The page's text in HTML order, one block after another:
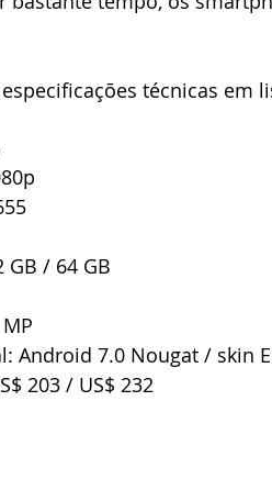
técnicas em
GB / 64 GB
MP
Android 7.0 Nougat / skin
203 / US$ 232